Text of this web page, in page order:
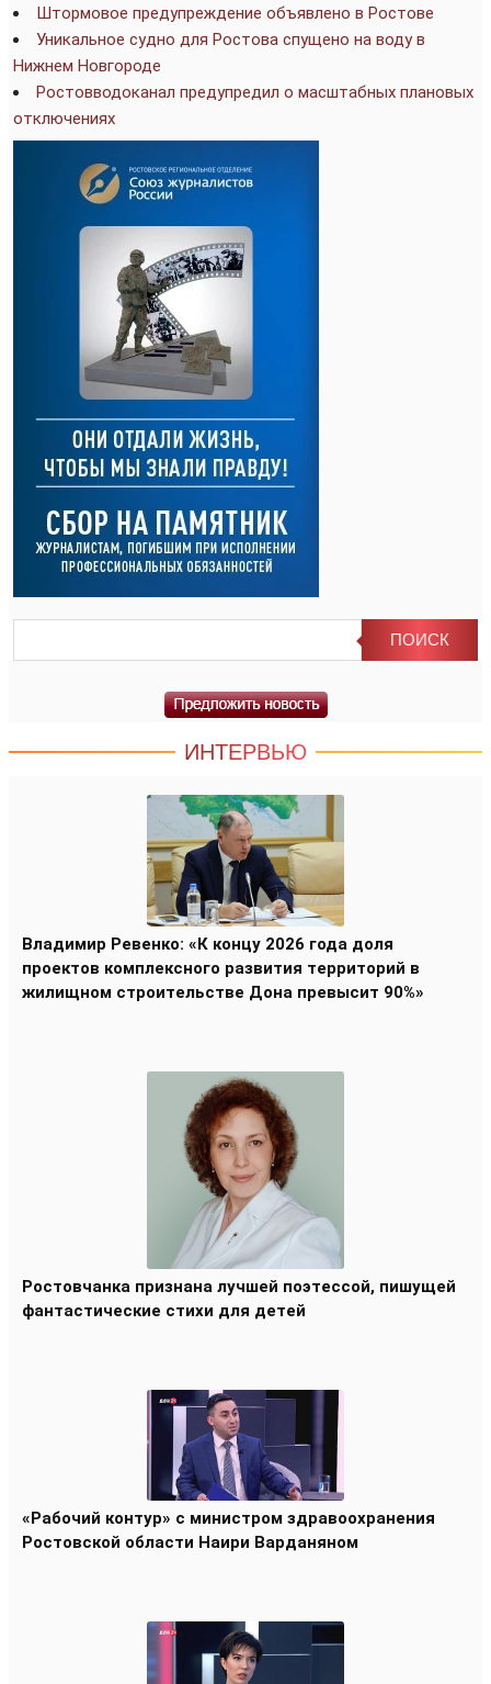
Штормовое предупреждение объявлено в Ростове
Уникальное судно для Ростова спущено на воду в
Нижнем Новгороде
Ростовводоканал предупредил о масштабных плановых
отключениях
ИНТЕРВЬЮ
Владимир Ревенко: «К концу 2026 года доля
проектов комплексного развития территорий в
жилищном строительстве Дона превысит 90%»
Ростовчанка признана лучшей поэтессой, пишущей
фантастические стихи для детей
«Рабочий контур» с министром здравоохранения
Ростовской области Наири Варданяном